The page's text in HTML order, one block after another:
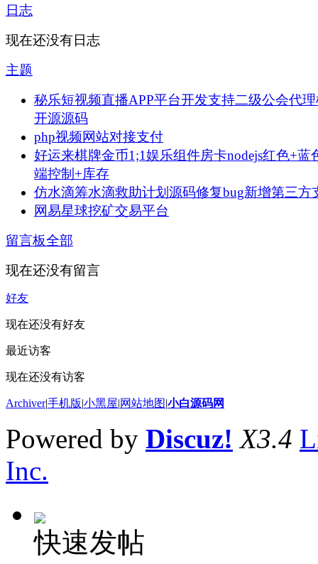
日志
现在还没有日志
主题
秘乐短视频直播APP平台开发支持二级公会代
开源源码
php视频网站对接支付
好运来棋牌金币1;1娱乐组件房卡nodejs红色+蓝
端控制+库存
仿水滴筹水滴救助计划源码修复bug新增第三方
网易星球挖矿交易平台
留言板全部
现在还没有留言
好友
现在还没有好友
最近访客
现在还没有访客
Archiver|手机版|小黑屋|网站地图|小白源码网
Powered by Discuz! X3.4
Inc.
快速发帖